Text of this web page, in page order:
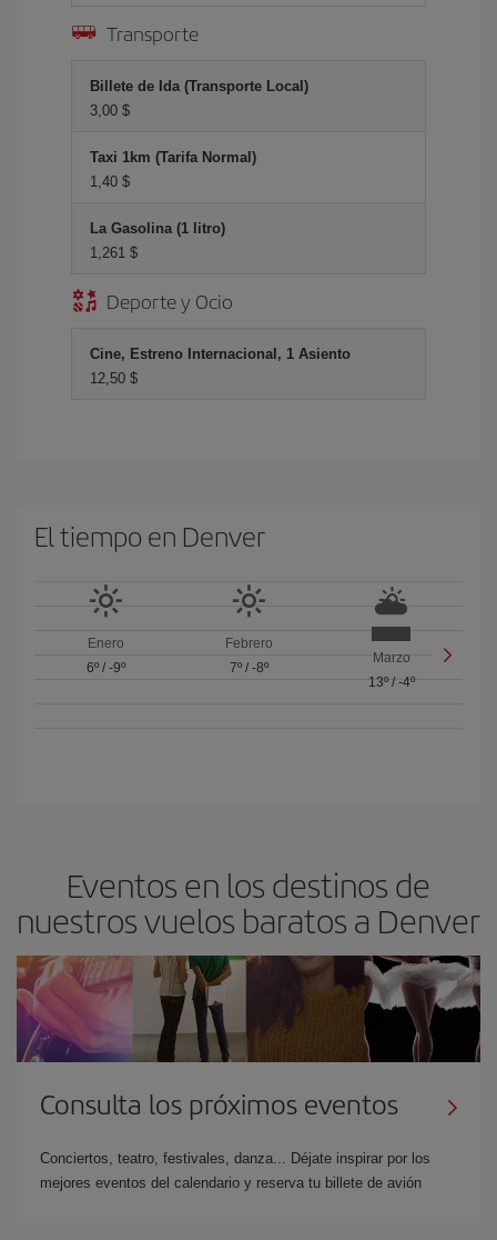
Transporte
Billete de Ida (Transporte Local)
3,00 $
Taxi 1km (Tarifa Normal)
1,40 $
La Gasolina (1 litro)
1,261 $
Deporte y Ocio
Cine, Estreno Internacional, 1 Asiento
12,50 $
El tiempo en Denver
Enero
6º/ -9º
Febrero
7º/ -8º
Marzo
13º/ -4º
Eventos en los destinos de
nuestros vuelos baratos a Denver
Consulta los próximos eventos
Conciertos, teatro, festivales, danza... Déjate inspirar por los
mejores eventos del calendario y reserva tu billete de avión